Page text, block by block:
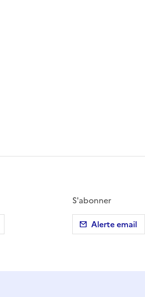
Twitter)
par email
Copier dans le presse-papier
S'abonner
Alerte email